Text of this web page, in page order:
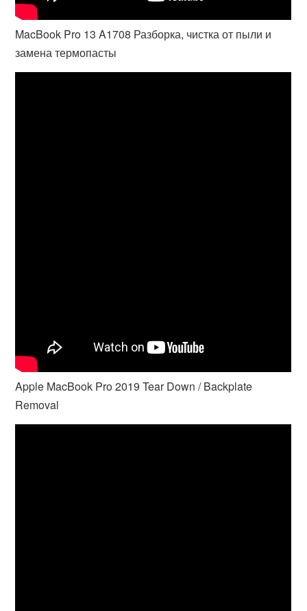
MacBook Pro 13 A1708 Разборка, чистка от пыли и
замена термопасты
Apple MacBook Pro 2019 Tear Down / Backplate
Removal